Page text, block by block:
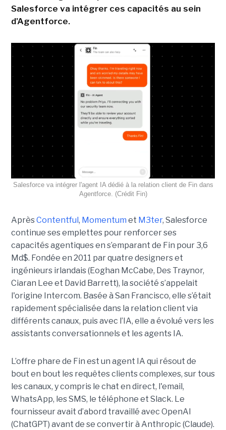
Salesforce va intégrer ces capacités au sein
d'Agentforce.
Salesforce va intégrer l'agent IA dédié à la relation client de Fin dans
Agentforce. (Crédit Fin)
AprèsContentful , Momentum et M3ter, Salesforce
continue ses emplettes pour renforcer ses
capacités agentiques en s’emparant de Fin pour 3,6
Md$. Fondée en 2011 par quatre designers et
ingénieurs irlandais (Eoghan McCabe, Des Traynor,
Ciaran Lee et David Barrett), la société s’appelait
l'origine Intercom. Basée à San Francisco, elle s’était
rapidement spécialisée dans la relation client via
différents canaux, puis avec l’IA, elle a évolué vers les
assistants conversationnels et les agents IA.
L’offre phare de Fin est un agent IA qui résout de
bout en bout les requêtes clients complexes, sur tous
les canaux, y compris le chat en direct, l'email,
WhatsApp, les SMS, le téléphone et Slack. Le
fournisseur avait d’abord travaillé avec OpenAI
(ChatGPT) avant de se convertir à Anthropic (Claude).